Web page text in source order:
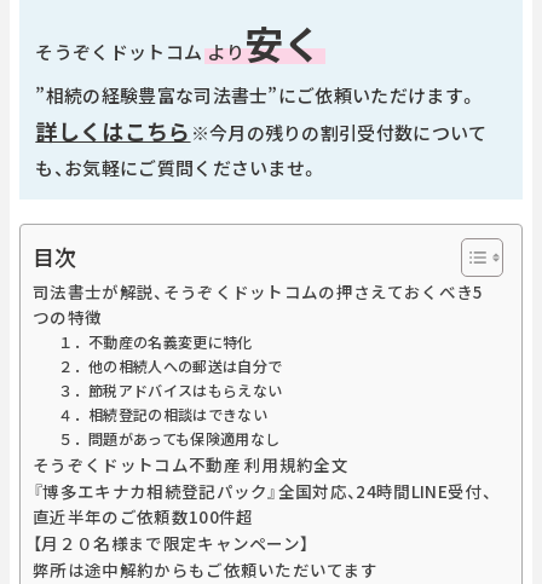
そうぞくドットコム より安く
”相続の経験豊富な司法書士”にご依頼いただけます。
詳しくはこちら ※今月の残りの割引受付数について
も、お気軽にご質問くださいませ。
目次
司法書士が解説、そうぞくドットコムの押さえておくべき5
つの特徴
１．不動産の名義変更に特化
２．他の相続人への郵送は自分で
３．節税アドバイスはもらえない
４．相続登記の相談はできない
５．問題があっても保険適用なし
そうぞくドットコム不動産 利用規約全文
『博多エキナカ相続登記パック』全国対応、24時間LINE受付、
直近半年のご依頼数100件超
【月２０名様まで限定キャンペーン】
弊所は途中解約からもご依頼いただいてます